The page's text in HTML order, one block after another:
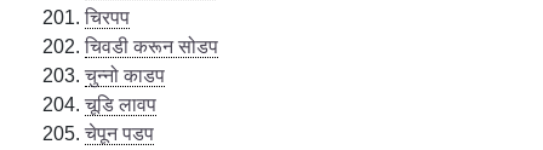
चिरपप
चिवडी करून सोडप
चुन्नो काडप
चूडि लावप
चेपून पडप